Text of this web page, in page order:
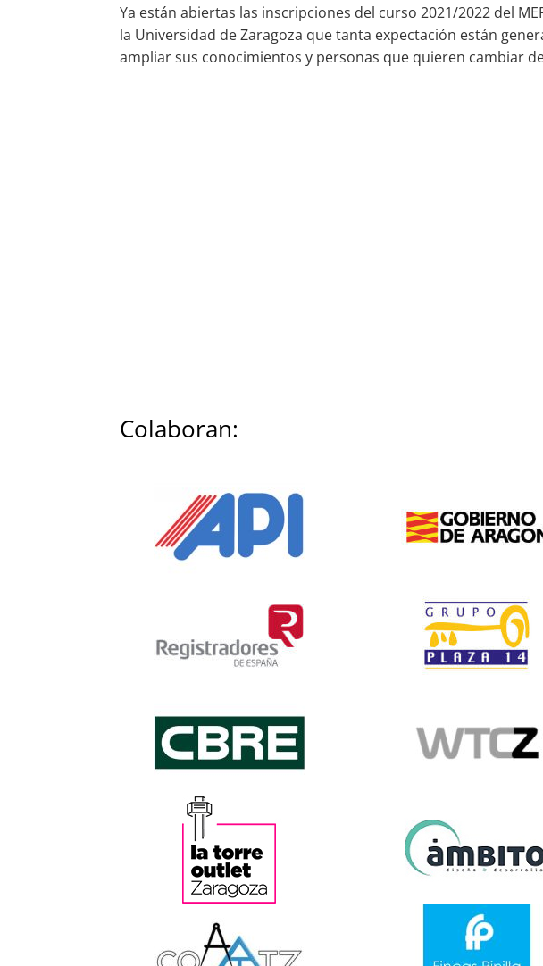
Ya están abiertas las inscripciones del curso 2021/2022 del
la Universidad de Zaragoza que tanta expectación están
ampliar sus conocimientos y personas que quieren cambiar
Colaboran: